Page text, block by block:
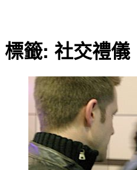
標籤: 社交禮儀